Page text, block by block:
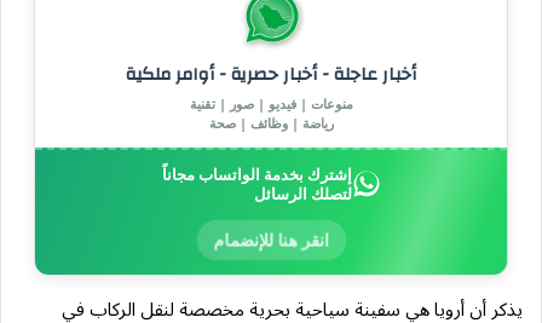
أخبار عاجلة - أخبار حصرية - أوامر ملكية
منوعات | فيديو | صور | تقنية
رياضة | وظائف | صحة
إشترك بخدمة الواتساب مجاناً
لتصلك الرسائل
انقر هنا للإنضمام
يذكر أن أرويا هي سفينة سياحية بحرية مخصصة لنقل الركاب في